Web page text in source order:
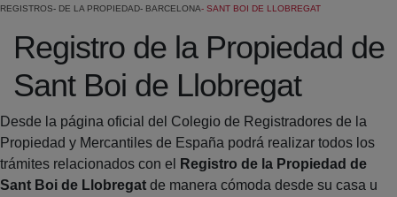
REGISTROS DE LA PROPIEDAD BARCELONA SANT BOI DE LLOBREGAT
Registro de la Propiedad de
Sant Boi de Llobregat
Desde la página oficial del Colegio de Registradores de la
Propiedad y Mercantiles de España podrá realizar todos los
trámites relacionados con el
Registro de la Propiedad de
Sant Boi de Llobregat de manera cómoda desde su casa u